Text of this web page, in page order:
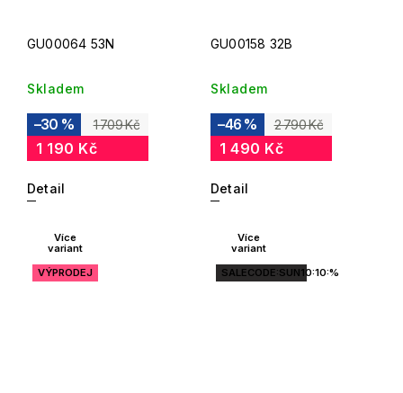
GU00064 53N
Skladem
1 709 Kč
–30 %
1 190 Kč
Detail
GU00158 32B
Skladem
2 790 Kč
–46 %
1 490 Kč
Detail
Více
variant
VÝPRODEJ
Více
variant
SALECODE:SUN10:10:%